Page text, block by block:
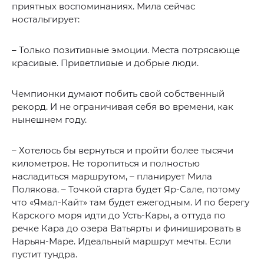
приятных воспоминаниях. Мила сейчас
ностальгирует:
– Только позитивные эмоции. Места потрясающе
красивые. Приветливые и добрые люди.
Чемпионки думают побить свой собственный
рекорд. И не ограничивая себя во времени, как
нынешнем году.
– Хотелось бы вернуться и пройти более тысячи
километров. Не торопиться и полностью
насладиться маршрутом, – планирует Мила
Полякова. – Точкой старта будет Яр-Сале, потому
что «Ямал-Кайт» там будет ежегодным. И по берегу
Карского моря идти до Усть-Кары, а оттуда по
речке Кара до озера Ватьярты и финишировать в
Нарьян-Маре. Идеальный маршрут мечты. Если
пустит тундра.